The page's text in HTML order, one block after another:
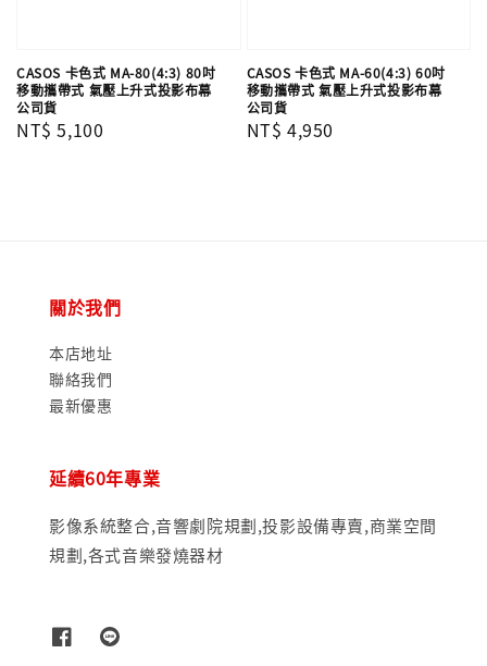
CASOS 卡色式 MA-80(4:3) 80吋
移動攜帶式 氣壓上升式投影布幕
公司貨
Regular
NT$ 5,100
CASOS 卡色式 MA-60(4:3) 60吋
移動攜帶式 氣壓上升式投影布幕
公司貨
Regular
NT$ 4,950
關於我們
本店地址
聯絡我們
最新優惠
延續60年專業
影像系統整合,音響劇院規劃,投影設備專賣,商業空間
規劃,各式音樂發燒器材